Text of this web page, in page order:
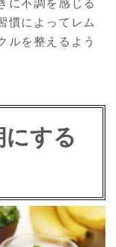
慣によってレム
ルを整えるよう
する